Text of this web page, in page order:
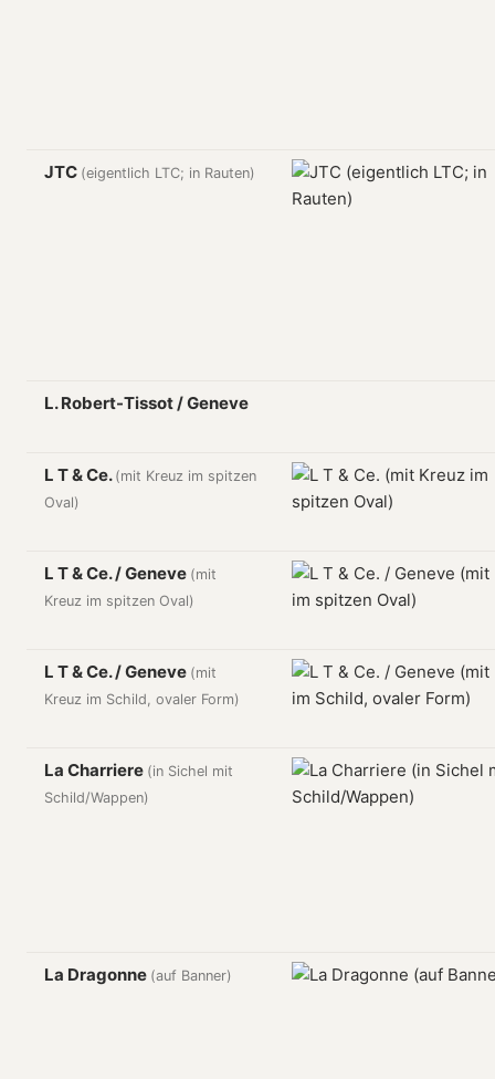
JTC (eigentlich LTC; in Rauten)
L. Robert-Tissot / Geneve
L T & Ce. (mit Kreuz im spitzen
Oval)
L T & Ce. / Geneve (mit
Kreuz im spitzen Oval)
L T & Ce. / Geneve (mit
Kreuz im Schild, ovaler Form)
La Charriere (in Sichel mit
Schild/Wappen)
La Dragonne (auf Banner)